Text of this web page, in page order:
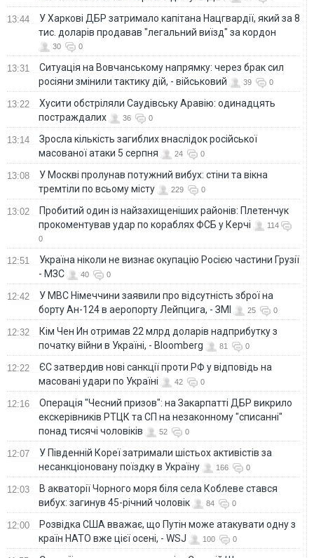
13:44
У Харкові ДБР затримало капітана Нацгвардії, який за 8
тис. доларів продавав "легальний виїзд" за кордон
30 0
13:31
Ситуація на Вовчанському напрямку: через брак сил
росіяни змінили тактику дій, - військовий
39 0
13:22
Хусити обстріляли Саудівську Аравію: одинадцять
постраждалих
36 0
13:14
Зросла кількість загиблих внаслідок російської
масованої атаки 5 серпня
24 0
13:08
У Москві пролунав потужний вибух: стіни та вікна
тремтіли по всьому місту
229 0
13:02
Пробитий один із найзахищеніших районів: Плетенчук
прокоментував удар по кораблях ФСБ у Керчі
114
0
12:51
Україна ніколи не визнає окупацію Росією частини Грузії
- МЗС
40 0
12:42
У МВС Німеччини заявили про відсутність зброї на
борту Ан-124 в аеропорту Лейпцига, - ЗМІ
25 0
12:32
Кім Чен Ин отримав 22 млрд доларів надприбутку з
початку війни в Україні, - Bloomberg
81 0
12:22
ЄС затвердив нові санкції проти РФ у відповідь на
масовані удари по Україні
42 0
12:16
Операція "Чесний призов": на Закарпатті ДБР викрило
екскерівників РТЦК та СП на незаконному "списанні"
понад тисячі чоловіків
52 0
12:07
У Південній Кореї затримали шістьох активістів за
несанкціоновану поїздку в Україну
166 0
12:03
В акваторії Чорного моря біля села Коблеве стався
вибух: загинув 45-річний чоловік
84 0
12:00
Розвідка США вважає, що Путін може атакувати одну з
країн НАТО вже цієї осені, - WSJ
100 0